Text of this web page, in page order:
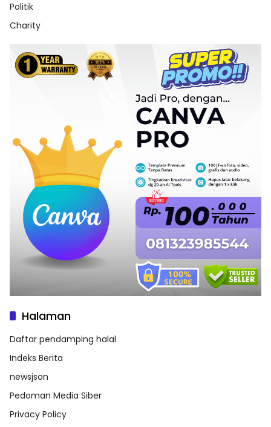
Politik
Charity
Halaman
Daftar pendamping halal
Indeks Berita
newsjson
Pedoman Media Siber
Privacy Policy